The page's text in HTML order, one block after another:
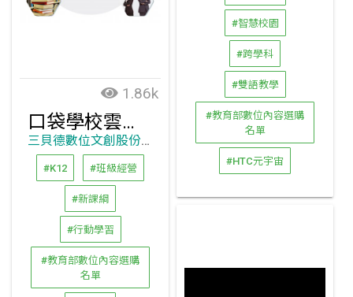
#智慧校園
#跨學科
#雙語教學
#教育部數位內容選購
名單
#HTC元宇宙
1.86k
口袋學校雲端帶著走
三貝德數位文創股份有限公司
#K12 #班級經營
#新課綱
#行動學習
#教育部數位內容選購
名單